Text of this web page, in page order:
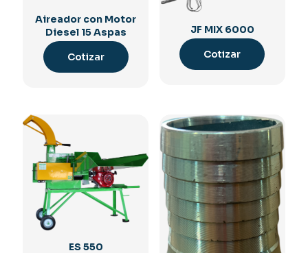
Aireador con Motor
Diesel 15 Aspas
Cotizar
JF MIX 6000
Cotizar
ES 550